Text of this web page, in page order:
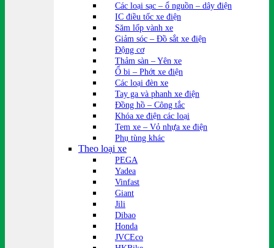
Các loại sạc – ổ nguồn – dây điện
IC điều tốc xe điện
Săm lốp vành xe
Giảm sóc – Đồ sắt xe điện
Động cơ
Thảm sàn – Yên xe
Ổ bi – Phớt xe điện
Các loại đèn xe
Tay ga và phanh xe điện
Đồng hồ – Công tắc
Khóa xe điện các loại
Tem xe – Vỏ nhựa xe điện
Phụ tùng khác
Theo loại xe
PEGA
Yadea
Vinfast
Giant
Jili
Dibao
Honda
JVCEco